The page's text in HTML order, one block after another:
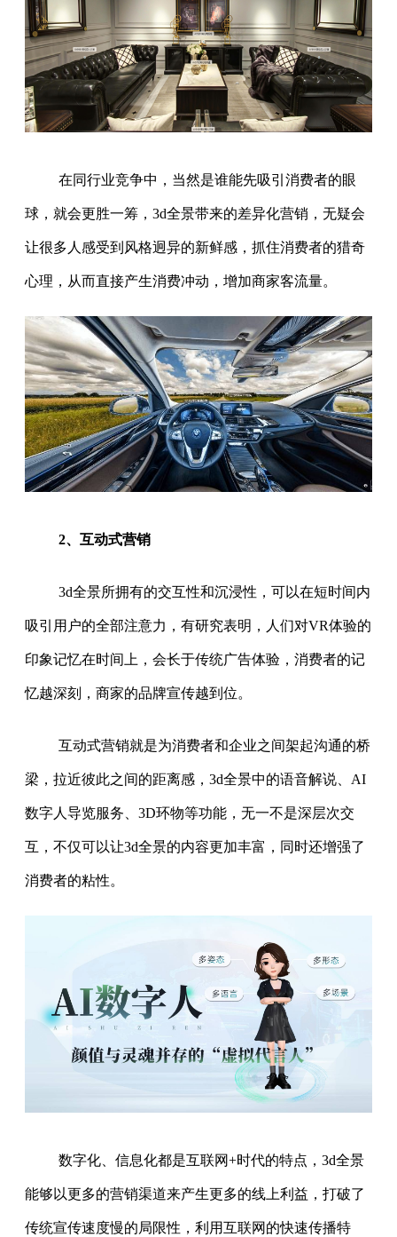
在同行业竞争中，当然是谁能先吸引消费者的眼
球，就会更胜一筹，3d全景带来的差异化营销，无疑会
让很多人感受到风格迥异的新鲜感，抓住消费者的猎奇
心理，从而直接产生消费冲动，增加商家客流量。
2、互动式营销
3d全景所拥有的交互性和沉浸性，可以在短时间内
吸引用户的全部注意力，有研究表明，人们对VR体验的
印象记忆在时间上，会长于传统广告体验，消费者的记
忆越深刻，商家的品牌宣传越到位。
互动式营销就是为消费者和企业之间架起沟通的桥
梁，拉近彼此之间的距离感，3d全景中的语音解说、AI
数字人导览服务、3D环物等功能，无一不是深层次交
互，不仅可以让3d全景的内容更加丰富，同时还增强了
消费者的粘性。
数字化、信息化都是互联网+时代的特点，3d全景
能够以更多的营销渠道来产生更多的线上利益，打破了
传统宣传速度慢的局限性，利用互联网的快速传播特